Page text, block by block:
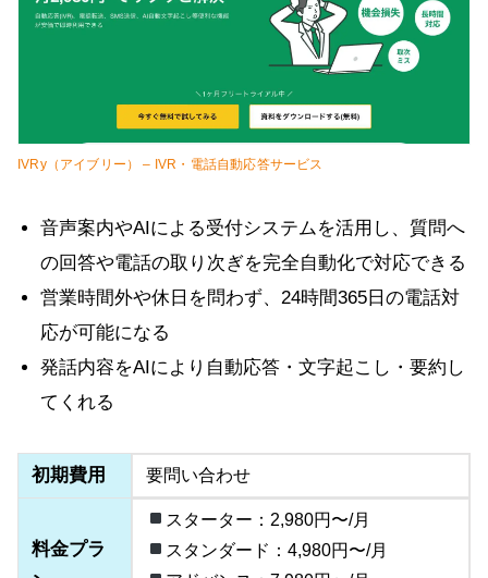
IVRy（アイブリー） – IVR・電話自動応答サービス
音声案内やAIによる受付システムを活用し、質問へ
の回答や電話の取り次ぎを完全自動化で対応できる
営業時間外や休日を問わず、24時間365日の電話対
応が可能になる
発話内容をAIにより自動応答・文字起こし・要約し
てくれる
初期費用 要問い合わせ
料金プラ
スターター：2,980円〜/月
スタンダード：4,980円〜/月